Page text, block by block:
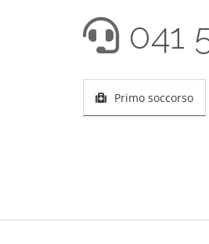
041
Primo soccorso